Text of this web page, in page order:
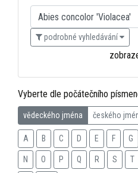
podrobné vyhledávání
Vyberte dle počátečního
vědeckého jména českého
A B C D E F G
N O P Q R S T